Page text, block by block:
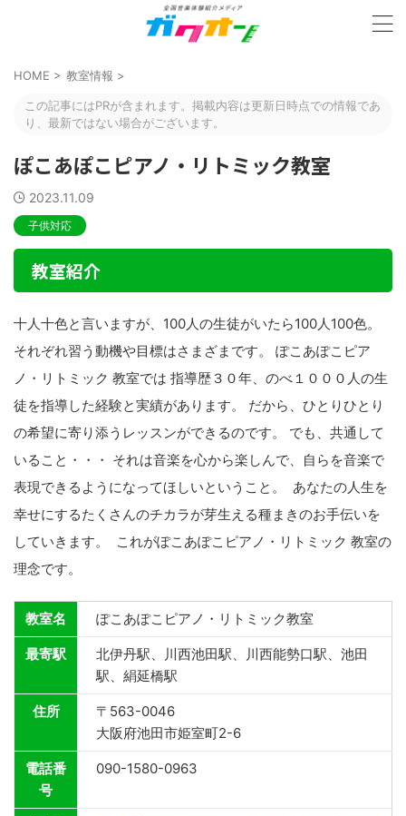
HOME > 教室情報 >
この記事にはPRが含まれます。掲載内容は更新日時点での情報であ
り、最新ではない場合がございます。
ぽこあぽこピアノ・リトミック教室
2023.11.09
子供対応
教室紹介
十人十色と言いますが、100人の生徒がいたら100人100色。
それぞれ習う動機や目標はさまざまです。 ぽこあぽこピア
ノ・リトミック 教室では 指導歴３０年、のべ１０００人の生
徒を指導した経験と実績があります。 だから、ひとりひとり
の希望に寄り添うレッスンができるのです。 でも、共通して
いること・・・ それは音楽を心から楽しんで、自らを音楽で
表現できるようになってほしいということ。 ​ あなたの人生を
幸せにするたくさんのチカラが芽生える種まきのお手伝いを
していきます。 ​ これがぽこあぽこ​ピアノ・リトミック 教室の
理念です。
教室名 ぽこあぽこピアノ・リトミック教室
最寄駅
北伊丹駅、川西池田駅、川西能勢口駅、池田
駅、絹延橋駅
住所
〒563-0046
大阪府池田市姫室町2-6
電話番
号
090-1580-0963